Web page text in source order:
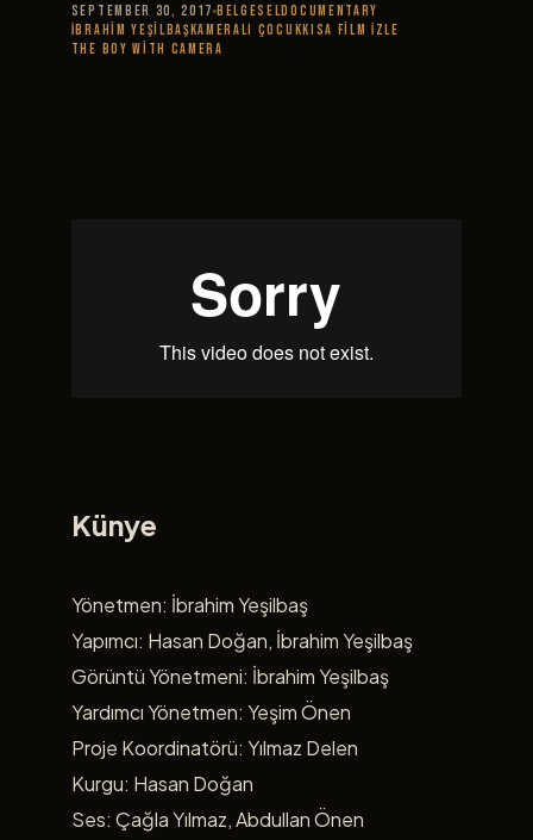
September 30, 2017 BelgeselDocumentary
İbrahim Yeşilbaş Kameralı Çocuk Kısa Film İzle
The Boy With Camera
Künye
Yönetmen: İbrahim Yeşilbaş
Yapımcı: Hasan Doğan, İbrahim Yeşilbaş
Görüntü Yönetmeni: İbrahim Yeşilbaş
Yardımcı Yönetmen: Yeşim Önen
Proje Koordinatörü: Yılmaz Delen
Kurgu: Hasan Doğan
Ses: Çağla Yılmaz, Abdullan Önen